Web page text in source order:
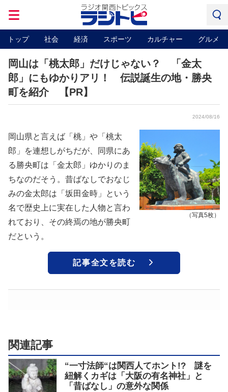
トップ 社会 経済 スポーツ カルチャー グルメ
岡山は「桃太郎」だけじゃない？ 「金太
郎」にもゆかりアリ！ 伝説誕生の地・勝央
町を紹介 【PR】
2024/08/16
（写真5枚）
岡山県と言えば「桃」や「桃太
郎」を連想しがちだが、同県にあ
る勝央町は「金太郎」ゆかりのま
ちなのだそう。昔ばなしでおなじ
みの金太郎は「坂田金時」という
名で歴史上に実在した人物と言わ
れており、その終焉の地が勝央町
だという。
記事全文を読む
関連記事
“一寸法師“は関西人てホント!? 謎を
紐解くカギは「大阪の有名神社」と
「昔ばなし」の意外な関係